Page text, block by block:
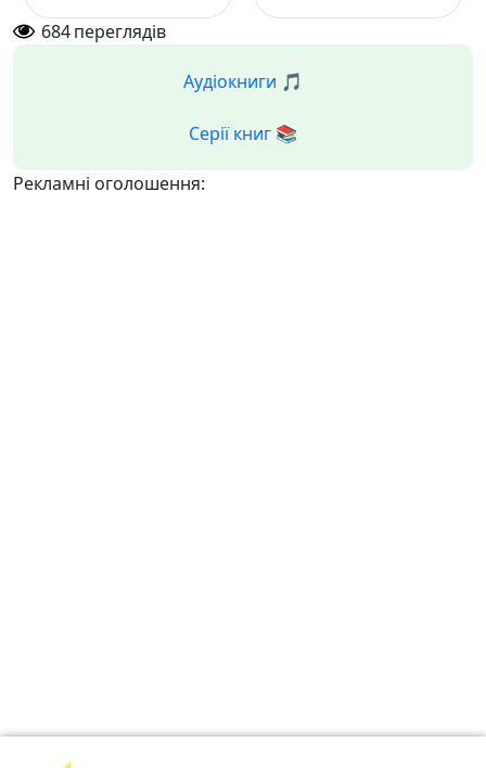
684переглядів
Аудіокниги 🎵
Серії книг 📚
Рекламні оголошення: